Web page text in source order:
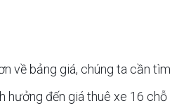
về bảng giá, chúng ta cần tìm
hưởng đến giá thuê xe 16 chỗ